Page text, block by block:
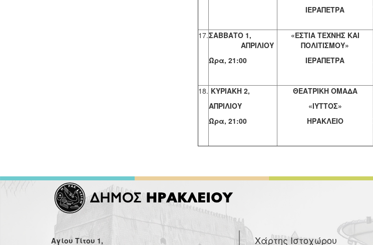
ΙΕΡΑΠΕΤΡΑ
17.ΣΑΒΒΑΤΟ 1,
ΑΠΡΙΛΙΟΥ
Ώρα, 21:00
«ΕΣΤΙΑ ΤΕΧΝΗΣ ΚΑΙ
ΠΟΛΙΤΙΣΜΟΥ»
ΙΕΡΑΠΕΤΡΑ
18. ΚΥΡΙΑΚΗ 2,
ΑΠΡΙΛΙΟΥ
Ώρα, 21:00
ΘΕΑΤΡΙΚΗ ΟΜΑΔΑ
«ΙΥΤΤΟΣ»
ΗΡΑΚΛΕΙΟ
Αγίου Τίτου 1, Χάρτης Ιστοχώρου